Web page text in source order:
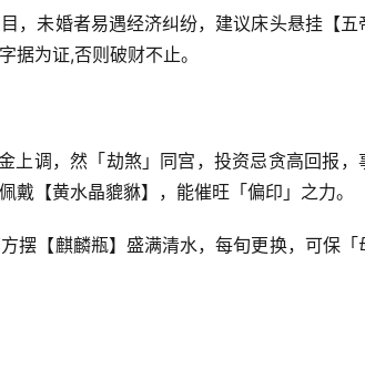
，未婚者易遇经济纠纷，建议床头悬挂【五
据为证,否则破财不止。
上调，然「劫煞」同宫，投资忌贪高回报，
【黄水晶貔貅】，能催旺「偏印」之力。
摆【麒麟瓶】盛满清水，每旬更换，可保「